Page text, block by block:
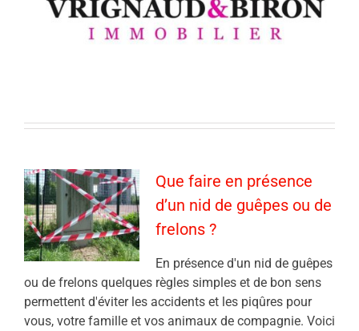
Que faire en présence
d’un nid de guêpes ou de
frelons ?
En présence d'un nid de guêpes
ou de frelons quelques règles simples et de bon sens
permettent d'éviter les accidents et les piqûres pour
vous, votre famille et vos animaux de compagnie. Voici